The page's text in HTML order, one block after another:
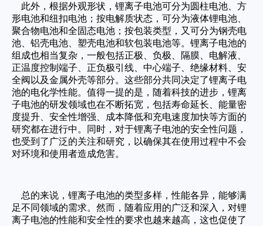
此外，根据外观形状，锂离子电池可分为圆柱电池、方
形电池和纽扣电池；按电解质状态，可分为液体锂电池、
聚合物电池和全固态电池；按包装类型，又可分为钢壳电
池、铝壳电池、塑壳电池和软包装电池等。锂离子电池的
组成也相当复杂，一般包括正极、负极、隔膜、电解液、
正温度控制端子、正负极引线、中心端子、绝缘材料、安
全阀以及金属外壳等部分。这些部分共同决定了锂离子电
池的电化学性能。值得一提的是，随着科技的进步，锂离
子电池的研发领域也在不断拓宽，包括寿命延长、能量密
度提升、安全性增强、成本降低和充电速度加快等方面的
研究都在进行中。同时，对于锂离子电池的安全性问题，
也受到了广泛的关注和研究，以确保其在使用过程中不会
对环境和使用者造成危害。
总的来说，锂离子电池的类型多样，性能各异，能够满
足不同领域的需求。然而，随着应用的广泛和深入，对锂
离子电池的性能和安全性的要求也越来越高，这也促使了